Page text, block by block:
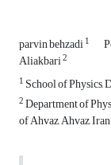
parvin behzadi1
Aliakbari2
1 School of Physics,
2Department of
of Ahvaz, Ahvaz, Iran